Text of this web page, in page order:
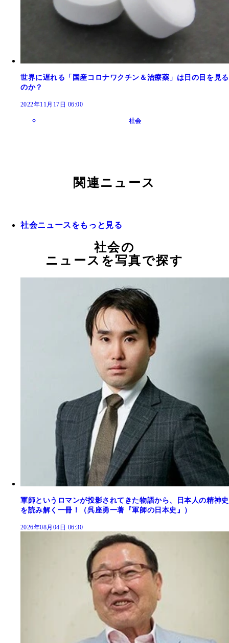
世界に遅れる「国産コロナワクチン＆治療薬」は日の目を見る
のか？
2022年11月17日 06:00
社会
関連ニュース
社会ニュースをもっと見る
社会の
ニュースを写真で探す
軍師というロマンが投影されてきた物語から、日本人の精神史
を読み解く一冊！（呉座勇一著『軍師の日本史』）
2026年08月04日 06:30